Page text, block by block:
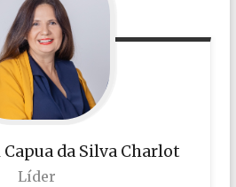
da Silva Charlot
Líder